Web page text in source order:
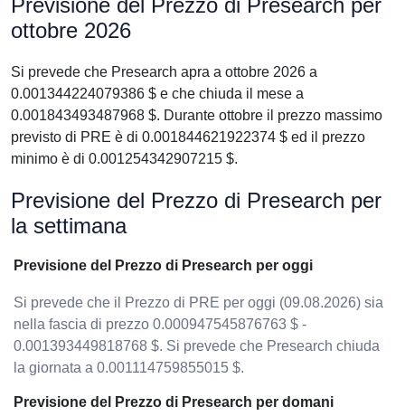
Previsione del Prezzo di Presearch per
ottobre 2026
Si prevede che Presearch apra a ottobre 2026 a
0.001344224079386 $ e che chiuda il mese a
0.001843493487968 $. Durante ottobre il prezzo massimo
previsto di PRE è di 0.001844621922374 $ ed il prezzo
minimo è di 0.001254342907215 $.
Previsione del Prezzo di Presearch per
la settimana
Previsione del Prezzo di Presearch per oggi
Si prevede che il Prezzo di PRE per oggi (09.08.2026) sia
nella fascia di prezzo 0.000947545876763 $ -
0.001393449818768 $. Si prevede che Presearch chiuda
la giornata a 0.001114759855015 $.
Previsione del Prezzo di Presearch per domani